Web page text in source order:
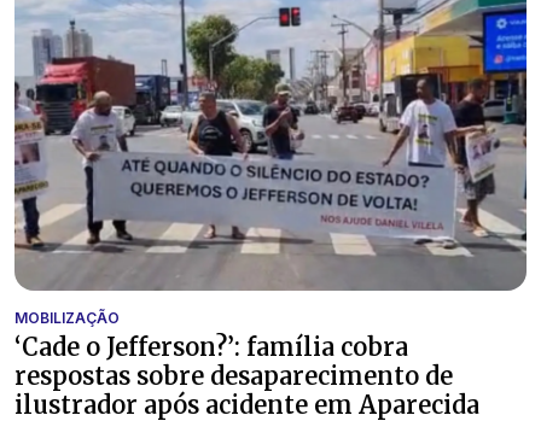
MOBILIZAÇÃO
‘Cade o Jefferson?’: família cobra
respostas sobre desaparecimento de
ilustrador após acidente em Aparecida